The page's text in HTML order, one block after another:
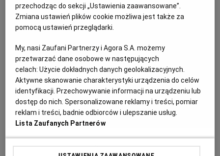
KUCHNIA HISZPAŃSKA
KALISZ
KIELCE
KOSZALIN
KSIĄŻKI. MAGAZYN DO CZYTANIA
SŁÓWKA. MAGAZYN O JĘZYKU
ARCHIWUM
GAZETA.PL
TOK FM
Grillowane szparagi z szynką dojrzewającą
przechodząc do sekcji „Ustawienia zaawansowane”.
Zmiana ustawień plików cookie możliwa jest także za
pomocą ustawień przeglądarki.
My, nasi Zaufani Partnerzy i Agora S.A. możemy
przetwarzać dane osobowe w następujących
celach:Użycie dokładnych danych geolokalizacyjnych.
Aktywne skanowanie charakterystyki urządzenia do celów
identyfikacji. Przechowywanie informacji na urządzeniu lub
dostęp do nich. Spersonalizowane reklamy i treści, pomiar
reklam i treści, badnie odbiorców i ulepszanie usług.
Lista Zaufanych Partnerów